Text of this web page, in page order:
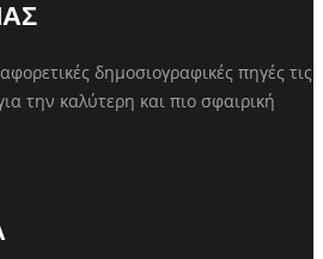
δημοσιογραφικές πηγές τις
την καλύτερη και πιο σφαιρική